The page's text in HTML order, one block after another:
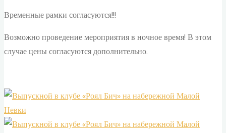
Временные рамки согласуются!!!
Возможно проведение мероприятия в ночное время! В этом
случае цены согласуются дополнительно.